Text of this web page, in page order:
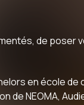
de poser
en école de
NEOMA,